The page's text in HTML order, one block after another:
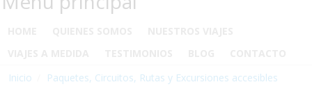
Inicio
Paquetes, Circuitos, Rutas y Excursiones accesibles